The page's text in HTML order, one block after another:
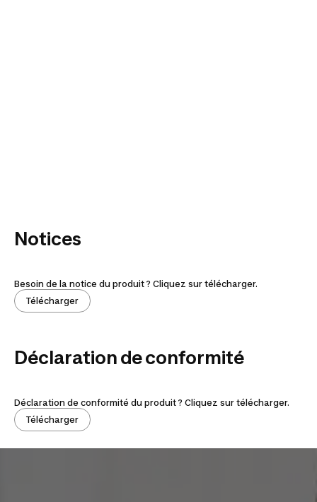
Notices
Besoin de la notice du produit ? Cliquez sur télécharger.
Télécharger
Déclaration de conformité
Déclaration de conformité du produit ? Cliquez sur télécharger.
Télécharger